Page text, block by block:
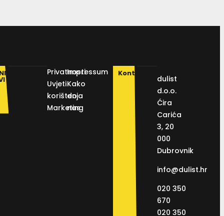
Privatnosti
Uvjeti
korištenja
Marketing
Impressum
Kako
do
nas
Kontakt
dulist
d.o.o.
Ćira
Carića
3, 20
000
Dubrovnik
info@dulist.hr
020 350
670
020 350